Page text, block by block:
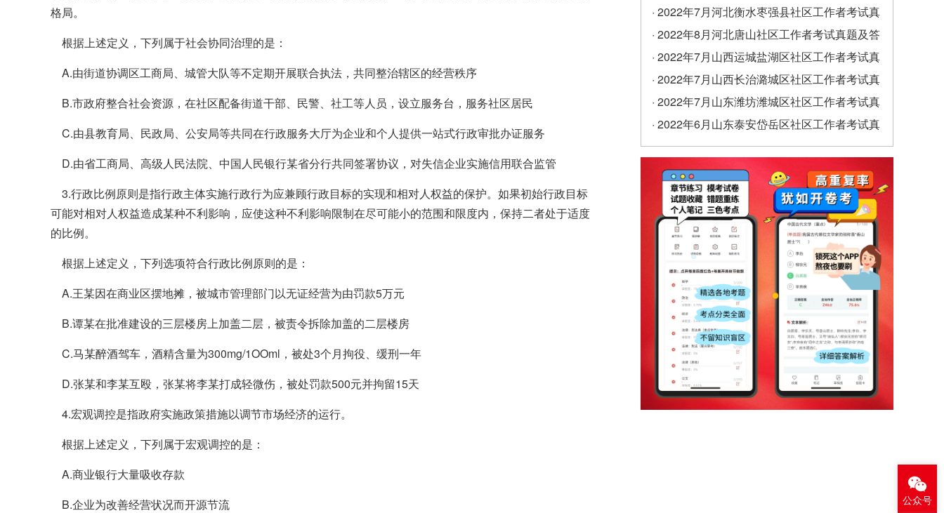
格局。
根据上述定义，下列属于社会协同治理的是：
A.由街道协调区工商局、城管大队等不定期开展联合执法，共同整治辖区的经营秩序
B.市政府整合社会资源，在社区配备街道干部、民警、社工等人员，设立服务台，服务社区居民
C.由县教育局、民政局、公安局等共同在行政服务大厅为企业和个人提供一站式行政审批办证服务
D.由省工商局、高级人民法院、中国人民银行某省分行共同签署协议，对失信企业实施信用联合监管
3.行政比例原则是指行政主体实施行政行为应兼顾行政目标的实现和相对人权益的保护。如果初始行政目标
可能对相对人权益造成某种不利影响，应使这种不利影响限制在尽可能小的范围和限度内，保持二者处于适度
的比例。
根据上述定义，下列选项符合行政比例原则的是：
A.王某因在商业区摆地摊，被城市管理部门以无证经营为由罚款5万元
B.谭某在批准建设的三层楼房上加盖二层，被责令拆除加盖的二层楼房
C.马某醉酒驾车，酒精含量为300mg/1OOml，被处3个月拘役、缓刑一年
D.张某和李某互殴，张某将李某打成轻微伤，被处罚款500元并拘留15天
4.宏观调控是指政府实施政策措施以调节市场经济的运行。
根据上述定义，下列属于宏观调控的是：
A.商业银行大量吸收存款
B.企业为改善经营状况而开源节流
题及答案（精选）
· 2022年7月河北衡水枣强县社区工作者考试真
题及答案
· 2022年8月河北唐山社区工作者考试真题及答
案
· 2022年7月山西运城盐湖区社区工作者考试真
题及答案
· 2022年7月山西长治潞城区社区工作者考试真
题及答案
· 2022年7月山东潍坊潍城区社区工作者考试真
题及答案
· 2022年6月山东泰安岱岳区社区工作者考试真
题及答案（精选）
公众号